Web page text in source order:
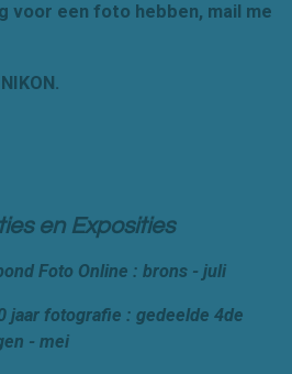
voor een foto hebben, mail me
en Exposities
Foto Online : brons - juli
jaar fotografie : gedeelde 4de
- mei